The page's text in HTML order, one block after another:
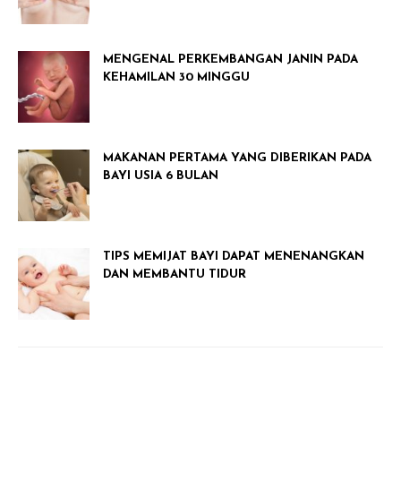
MENGENAL PERKEMBANGAN JANIN PADA
KEHAMILAN 30 MINGGU
MAKANAN PERTAMA YANG DIBERIKAN PADA
BAYI USIA 6 BULAN
TIPS MEMIJAT BAYI DAPAT MENENANGKAN
DAN MEMBANTU TIDUR